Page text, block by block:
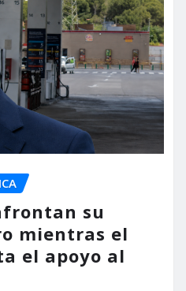
su
mientras el
el apoyo al